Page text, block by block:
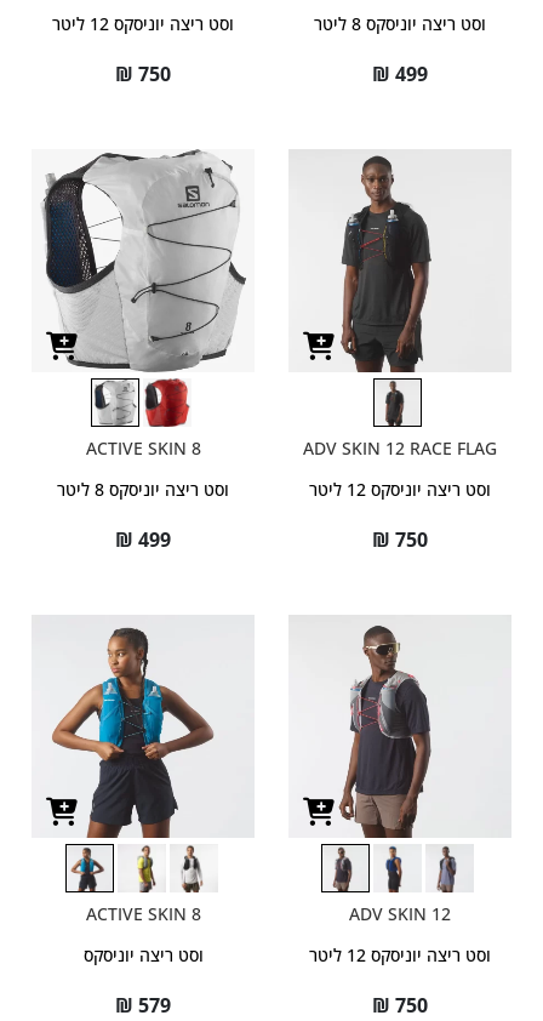
וסט ריצה יוניסקס 8 ליטר
₪ 499
וסט ריצה יוניסקס 12 ליטר
₪ 750
ADV SKIN 12 RACE FLAG
וסט ריצה יוניסקס 12 ליטר
₪ 750
ACTIVE SKIN 8
וסט ריצה יוניסקס 8 ליטר
₪ 499
ADV SKIN 12
וסט ריצה יוניסקס 12 ליטר
₪ 750
ACTIVE SKIN 8
וסט ריצה יוניסקס
₪ 579